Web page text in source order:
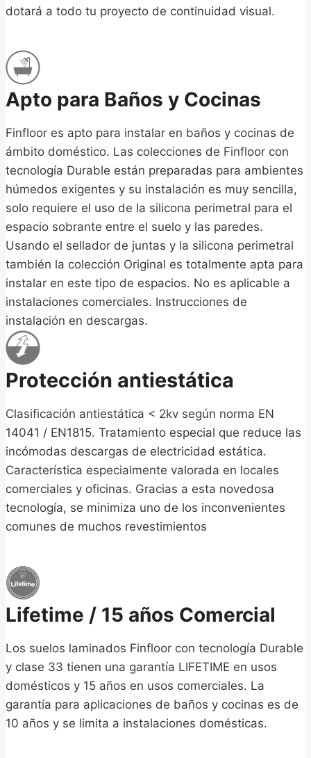
dotará a todo tu proyecto de continuidad visual.
Apto para Baños y Cocinas
Finfloor es apto para instalar en baños y cocinas de
ámbito doméstico. Las colecciones de Finfloor con
tecnología Durable están preparadas para ambientes
húmedos exigentes y su instalación es muy sencilla,
solo requiere el uso de la silicona perimetral para el
espacio sobrante entre el suelo y las paredes.
Usando el sellador de juntas y la silicona perimetral
también la colección Original es totalmente apta para
instalar en este tipo de espacios. No es aplicable a
instalaciones comerciales. Instrucciones de
instalación en descargas.
Protección antiestática
Clasificación antiestática < 2kv según norma EN
14041 / EN1815. Tratamiento especial que reduce las
incómodas descargas de electricidad estática.
Característica especialmente valorada en locales
comerciales y oficinas. Gracias a esta novedosa
tecnología, se minimiza uno de los inconvenientes
comunes de muchos revestimientos
Lifetime / 15 años Comercial
Los suelos laminados Finfloor con tecnología Durable
y clase 33 tienen una garantía LIFETIME en usos
domésticos y 15 años en usos comerciales. La
garantía para aplicaciones de baños y cocinas es de
10 años y se limita a instalaciones domésticas.